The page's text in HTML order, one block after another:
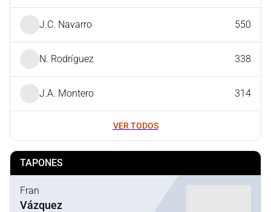
J.C. Navarro 550
N. Rodríguez 338
J.A. Montero 314
VER TODOS
TAPONES
Fran
Vázquez